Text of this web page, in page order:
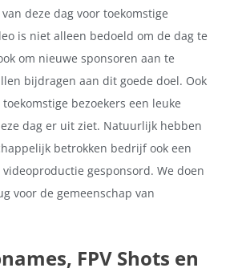
deze dag voor toekomstige
is niet alleen bedoeld om de dag te
om nieuwe sponsoren aan te
bijdragen aan dit goede doel. Ook
bezoekers een leuke
dag er uit ziet. Natuurlijk hebben
betrokken bedrijf ook een
gesponsord. We doen
voor de gemeenschap van
FPV Shots en